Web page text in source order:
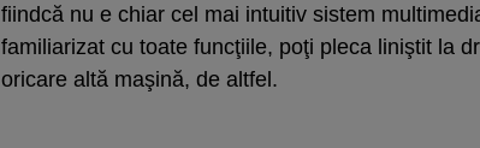
fiindcă nu e chiar cel mai intuitiv sistem
familiarizat cu toate funcţiile, poţi pleca liniştit la
oricare altă maşină, de altfel.